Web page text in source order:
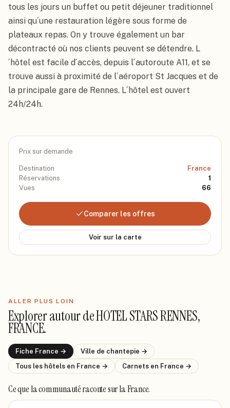
tous les jours un buffet ou petit déjeuner traditionnel
ainsi qu´une restauration légère sous forme de
plateaux repas. On y trouve également un bar
décontracté où nos clients peuvent se détendre. L
´hôtel est facile d´accès, depuis l´autoroute A11, et se
trouve aussi à proximité de l´aéroport St Jacques et de
la principale gare de Rennes. L´hôtel est ouvert
24h/24h.
Prix sur demande
Destination
France
Réservations
1
Vues
66
Comparer les offres
Voir sur la carte
ALLER PLUS LOIN
Explorer autour deHOTEL STARS RENNES,
FRANCE.
Fiche France → Ville de chantepie →
Tous les hôtels en France → Carnets en France →
Ce que la communauté racontesur la France.